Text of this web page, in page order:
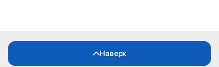
Наверх